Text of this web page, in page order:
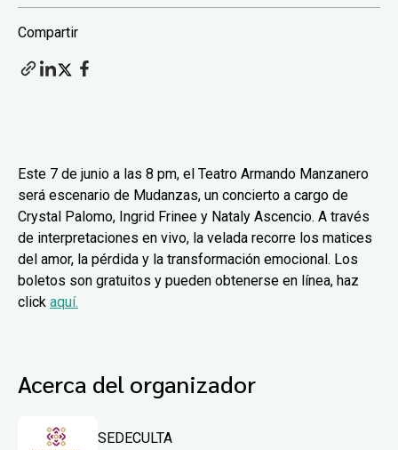
Compartir
Este 7 de junio a las 8 pm, el Teatro Armando Manzanero
será escenario de Mudanzas, un concierto a cargo de
Crystal Palomo, Ingrid Frinee y Nataly Ascencio. A través
de interpretaciones en vivo, la velada recorre los matices
del amor, la pérdida y la transformación emocional. Los
boletos son gratuitos y pueden obtenerse en línea, haz
click aquí.
Acerca del organizador
SEDECULTA